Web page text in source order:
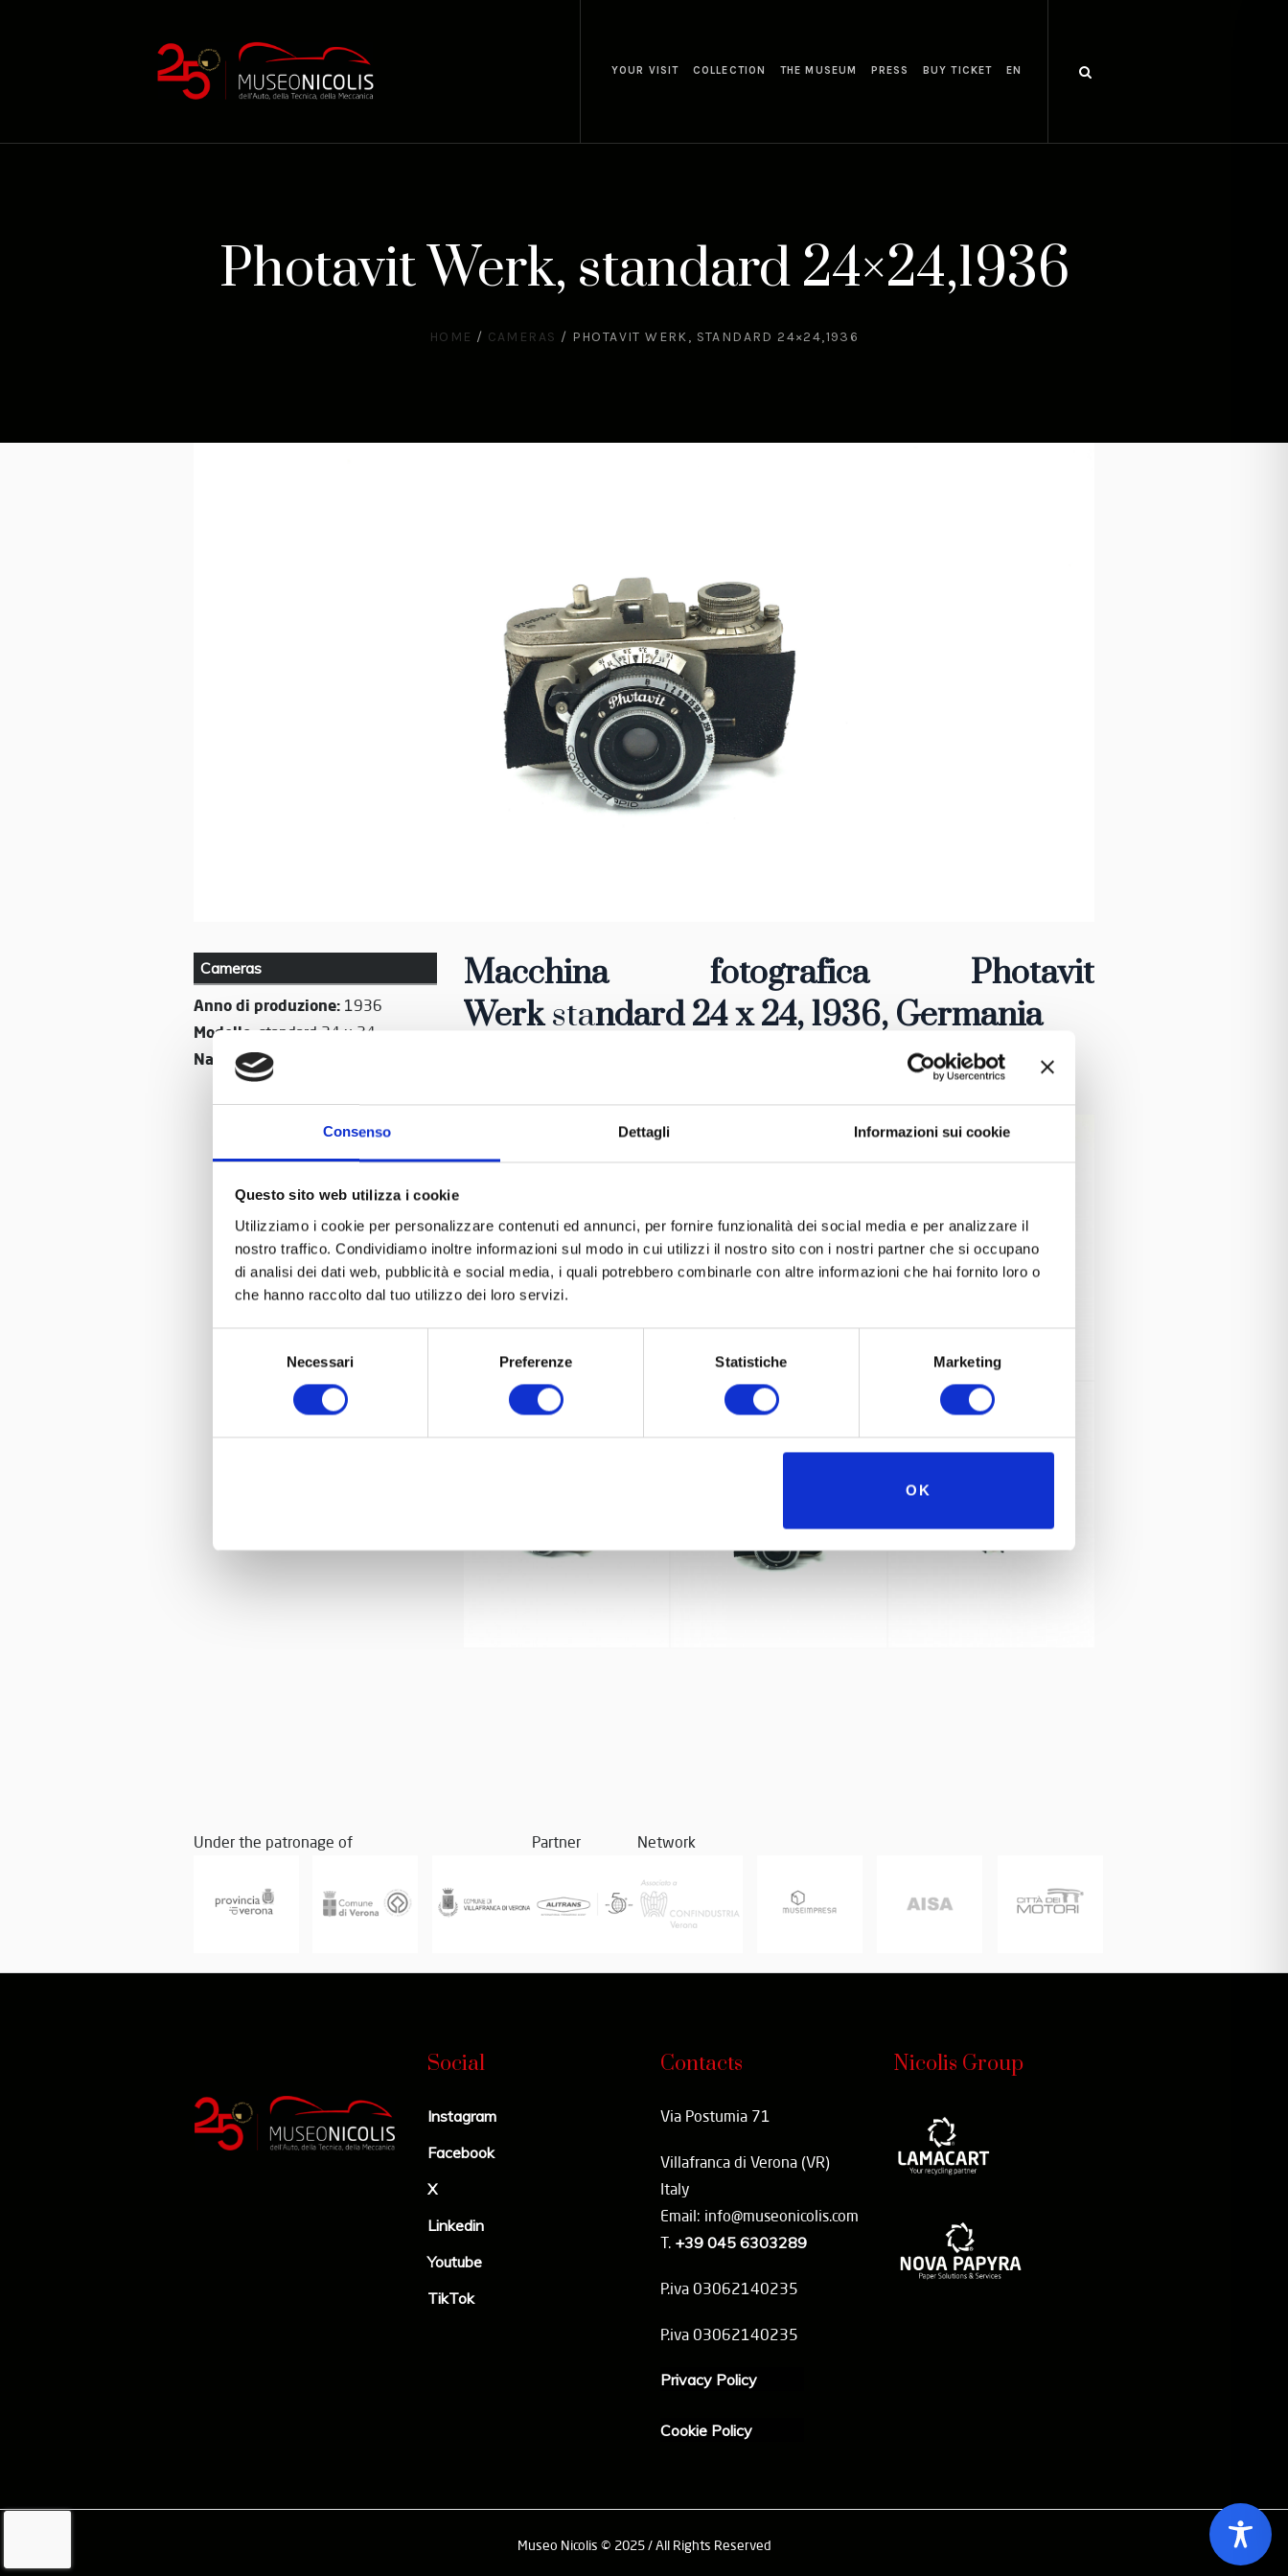
Consenso Dettagli Informazioni sui cookie
Questo sito web utilizza i cookie
Utilizziamo i cookie per personalizzare contenuti ed annunci, per fornire funzionalità dei social media e per analizzare il
nostro traffico. Condividiamo inoltre informazioni sul modo in cui utilizzi il nostro sito con i nostri partner che si occupano
di analisi dei dati web, pubblicità e social media, i quali potrebbero combinarle con altre informazioni che hai fornito loro o
che hanno raccolto dal tuo utilizzo dei loro servizi.
Necessari Preferenze Statistiche Marketing
OK
YOUR VISIT COLLECTION THE MUSEUM PRESS BUY TICKET EN
Photavit Werk, standard 24×24,1936
HOME / CAMERAS / PHOTAVIT WERK, STANDARD 24×24,1936
Cameras
Anno di produzione: 1936
Modello: standard 24 x 24
Nazione:Germania
Macchina fotografica
Photavit
Werkstandard 24 x 24, 1936, Germania
Under the patronage of Partner Network
Social
Instagram
Facebook
X
Linkedin
Youtube
TikTok
Contacts
Via Postumia 71
Villafranca di Verona (VR)
Italy
Email: info@museonicolis.com
T. +39 045 6303289
P.iva 03062140235
P.iva 03062140235
Privacy Policy
Cookie Policy
Nicolis Group
Museo Nicolis © 2025 / All Rights Reserved